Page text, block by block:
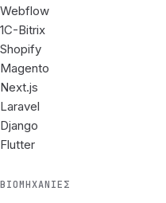
Webflow
1C-Bitrix
Shopify
Magento
Next.js
Laravel
Django
Flutter
ΒΙΟΜΗΧΑΝΊΕΣ